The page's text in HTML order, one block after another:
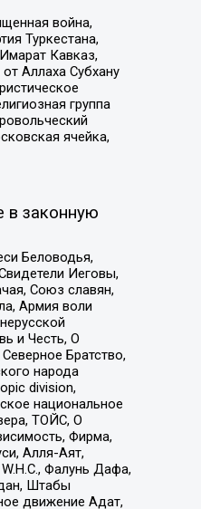
война,
Туркестана,
Кавказ,
Аллаха Субхану
группа
ячейка,
в законную
Беловодья,
Иеговы,
Союз славян,
Армия воли
и Честь, О
Братство,
народа
division,
национальное
ТОЙС, О
Фирма,
Алля-Аят,
Фалунь Дафа,
Штабы
движение Адат,